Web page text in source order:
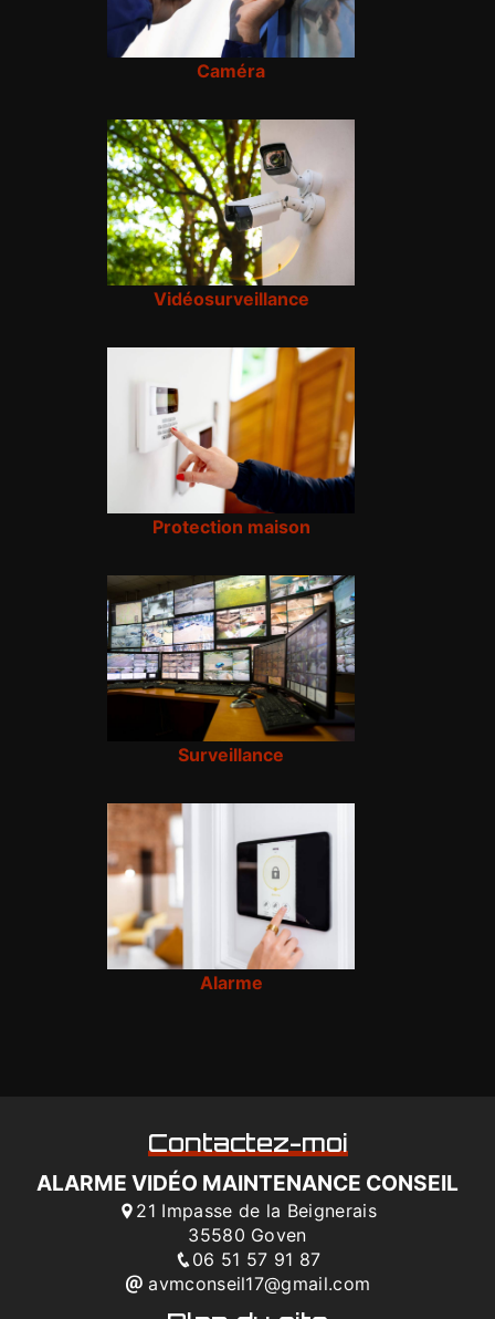
Caméra
Vidéosurveillance
Protection maison
Surveillance
Alarme
Contactez-moi
ALARME VIDÉO MAINTENANCE CONSEIL
21 Impasse de la Beignerais
35580 Goven
06 51 57 91 87
avmconseil17@gmail.com